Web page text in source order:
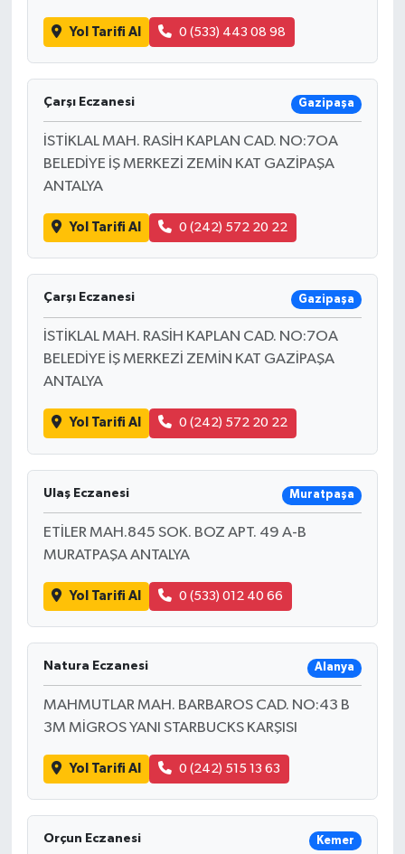
Yol Tarifi Al 0 (533) 443 08 98
Çarşı Eczanesi Gazipaşa
İSTİKLAL MAH. RASİH KAPLAN CAD. NO:7OA
BELEDİYE İŞ MERKEZİ ZEMİN KAT GAZİPAŞA
ANTALYA
Yol Tarifi Al 0 (242) 572 20 22
Çarşı Eczanesi Gazipaşa
İSTİKLAL MAH. RASİH KAPLAN CAD. NO:7OA
BELEDİYE İŞ MERKEZİ ZEMİN KAT GAZİPAŞA
ANTALYA
Yol Tarifi Al 0 (242) 572 20 22
Ulaş Eczanesi Muratpaşa
ETİLER MAH.845 SOK. BOZ APT. 49 A-B
MURATPAŞA ANTALYA
Yol Tarifi Al 0 (533) 012 40 66
Natura Eczanesi Alanya
MAHMUTLAR MAH. BARBAROS CAD. NO:43 B
3M MİGROS YANI STARBUCKS KARŞISI
Yol Tarifi Al 0 (242) 515 13 63
Orçun Eczanesi Kemer